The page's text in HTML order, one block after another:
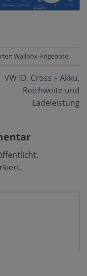
Wallbox-Angebote.
VW ID. Cross – Akku,
Reichweite und
Ladeleistung